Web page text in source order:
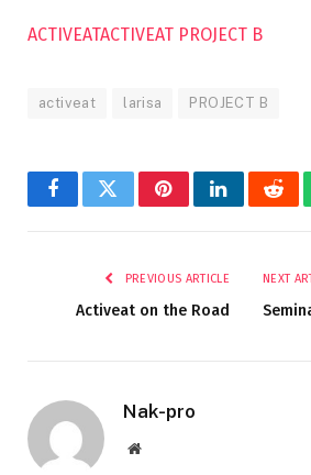
ACTIVEATACTIVEAT PROJECT B
activeat larisa PROJECT B
FacebookTwitterPinterestLinkedIn
PREVIOUS ARTICLE
Activeat on the Road
NEXT
Nak-pro
Website